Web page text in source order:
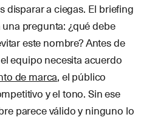
disparar a ciegas. El briefing
pregunta: ¿qué debe
este nombre? Antes de
equipo necesita acuerdo
de marca, el público
y el tono. Sin ese
parece válido y ninguno lo